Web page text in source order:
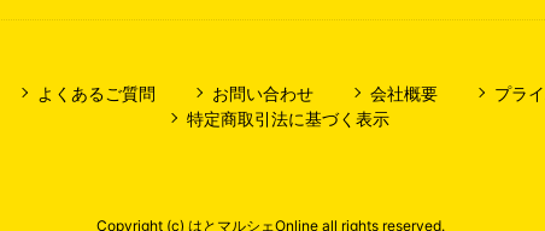
よくあるご質問 お問い合わせ 会社概要
プラ
特定商取引法に基づく表示
Copyright (c) はとマルシェOnline all rights reserved.